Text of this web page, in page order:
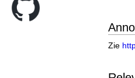
Zie